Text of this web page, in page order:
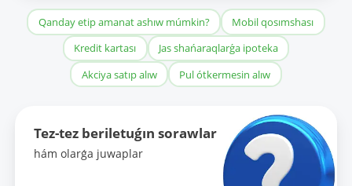
Qanday etip amanat ashıw múmkin?
Mobil qosımshası
Kredit kartası
Jas shańaraqlarǵa ipoteka
Akciya satıp alıw
Pul ótkermesin alıw
Tez-tez beriletuǵın sorawlar
hám olarǵa juwaplar